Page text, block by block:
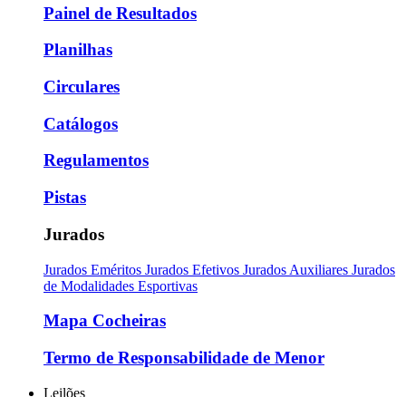
Painel de Resultados
Planilhas
Circulares
Catálogos
Regulamentos
Pistas
Jurados
Jurados Eméritos Jurados Efetivos Jurados Auxiliares Jurados
de Modalidades Esportivas
Mapa Cocheiras
Termo de Responsabilidade de Menor
Leilões